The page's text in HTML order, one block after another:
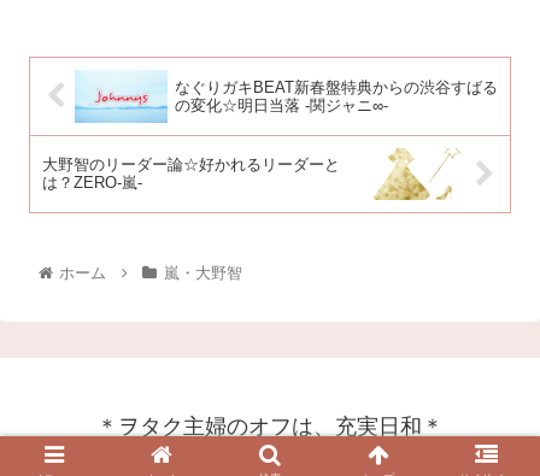
なぐりガキBEAT新春盤特典からの渋谷すばる
の変化☆明日当落 -関ジャニ∞-
大野智のリーダー論☆好かれるリーダーと
は？ZERO-嵐-
ホーム 嵐・大野智
＊ヲタク主婦のオフは、充実日和＊
© 2019 ＊ヲタク主婦のオフは、充実日和＊.